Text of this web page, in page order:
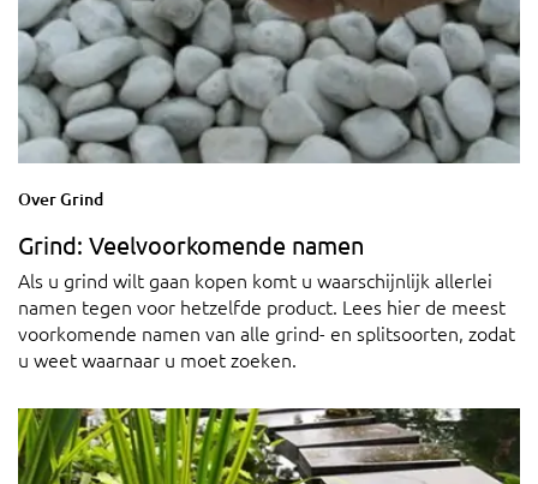
Over Grind
Grind: Veelvoorkomende namen
Als u grind wilt gaan kopen komt u waarschijnlijk allerlei
namen tegen voor hetzelfde product. Lees hier de meest
voorkomende namen van alle grind- en splitsoorten, zodat
u weet waarnaar u moet zoeken.